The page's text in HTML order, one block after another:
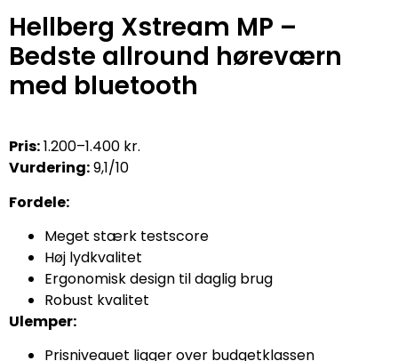
Hellberg Xstream MP –
Bedste allround høreværn
med bluetooth
Pris:1.200–1.400 kr.
Vurdering:9,1/10
Fordele:
Meget stærk testscore
Høj lydkvalitet
Ergonomisk design til daglig brug
Robust kvalitet
Ulemper:
Prisniveauet ligger over budgetklassen